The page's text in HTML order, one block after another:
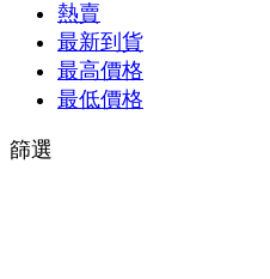
熱賣
最新到貨
最高價格
最低價格
篩選